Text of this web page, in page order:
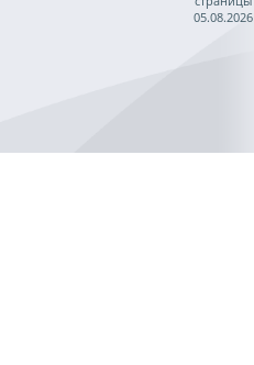
05.08.2026